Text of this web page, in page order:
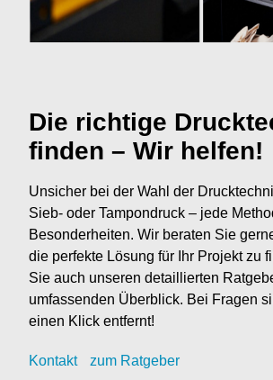
Die richtige
finden – Wir helfen!
Unsicher bei der Wahl der
Sieb- oder Tampondruck – jede
Besonderheiten. Wir beraten Sie
die perfekte Lösung für Ihr Projekt zu
Sie auch unseren detaillierten
umfassenden Überblick. Bei Fragen
einen Klick entfernt!
Kontakt zum Ratgeber